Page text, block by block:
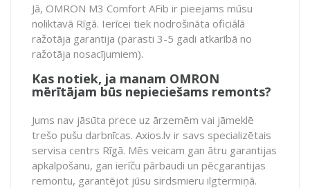
Jā, OMRON M3 Comfort AFib ir pieejams mūsu
noliktavā Rīgā. Ierīcei tiek nodrošināta oficiālā
ražotāja garantija (parasti 3-5 gadi atkarībā no
ražotāja nosacījumiem).
Kas notiek, ja manam OMRON
mērītājam būs nepieciešams remonts?
Jums nav jāsūta prece uz ārzemēm vai jāmeklē
trešo pušu darbnīcas. Axios.lv ir savs specializētais
servisa centrs Rīgā. Mēs veicam gan ātru garantijas
apkalpošanu, gan ierīču pārbaudi un pēcgarantijas
remontu, garantējot jūsu sirdsmieru ilgtermiņā.